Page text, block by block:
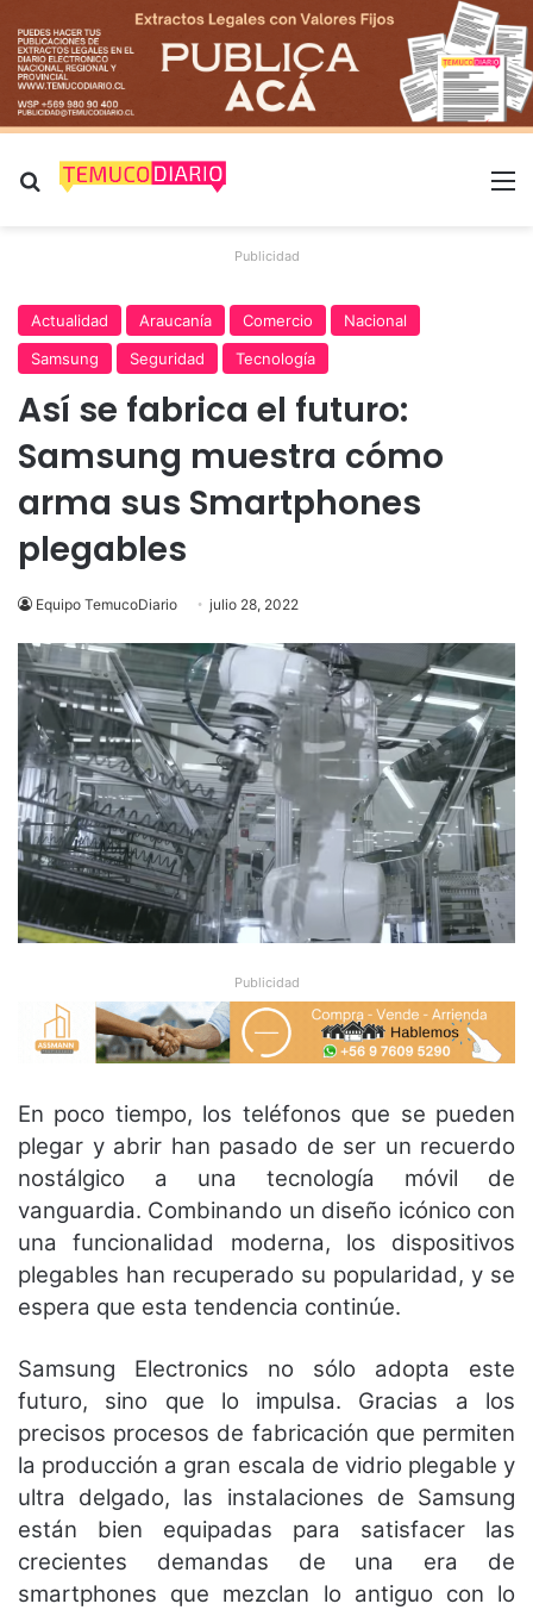
Buscar por
Publicidad
Actualidad Araucanía Comercio
Nacional
Samsung
Seguridad Tecnología
Así se fabrica el futuro:
Samsung muestra cómo
arma sus Smartphones
plegables
Equipo TemucoDiario julio 28, 2022
Publicidad
En poco tiempo, los teléfonos que se pueden
plegar y abrir han pasado de ser un recuerdo
nostálgico a una tecnología móvil de
vanguardia. Combinando un diseño icónico con
una funcionalidad moderna, los dispositivos
plegables han recuperado su popularidad, y se
espera que esta tendencia continúe.
Samsung Electronics no sólo adopta este
futuro, sino que lo impulsa. Gracias a los
precisos procesos de fabricación que permiten
la producción a gran escala de vidrio plegable y
ultra delgado, las instalaciones de Samsung
están bien equipadas para satisfacer las
crecientes demandas de una era de
smartphones que mezclan lo antiguo con lo